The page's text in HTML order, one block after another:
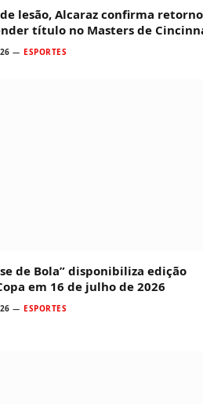
lesão, Alcaraz confirma
título no Masters de
ESPORTES
de Bola” disponibiliza edição
em 16 de julho de 2026
ESPORTES